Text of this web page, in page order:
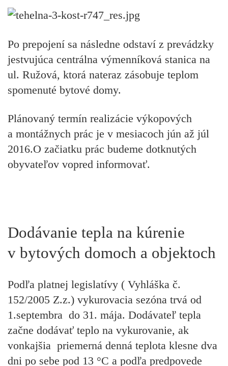
Po prepojení sa následne odstaví z prevádzky
jestvujúca centrálna výmenníková stanica na
ul. Ružová, ktorá nateraz zásobuje teplom
spomenuté bytové domy.
Plánovaný termín realizácie výkopových
a montážnych prác je v mesiacoch jún až júl
2016.O začiatku prác budeme dotknutých
obyvateľov vopred informovať.
Dodávanie tepla na kúrenie
v bytových domoch a objektoch
Podľa platnej legislatívy ( Vyhláška č.
152/2005 Z.z.) vykurovacia sezóna trvá od
1.septembra do 31 . mája. Dodávateľ tepla
začne dodávať teplo na vykurovanie, ak
vonkajšia priemerná denná teplota klesne dva
dni po sebe pod 13 °C a podľa predpovede